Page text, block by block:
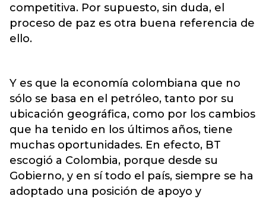
competitiva. Por supuesto, sin duda, el
proceso de paz es otra buena referencia de
ello.
Y es que la economía colombiana que no
sólo se basa en el petróleo, tanto por su
ubicación geográfica, como por los cambios
que ha tenido en los últimos años, tiene
muchas oportunidades. En efecto, BT
escogió a Colombia, porque desde su
Gobierno, y en sí todo el país, siempre se ha
adoptado una posición de apoyo y